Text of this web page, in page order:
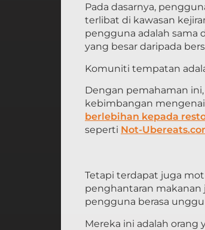
Pada dasarnya,
terlibat di kawasan
pengguna adalah sama
yang besar daripada
Komuniti tempatan
Dengan pemahaman
kebimbangan mengenai
berlebihan kepada
seperti Not-
Tetapi terdapat juga
penghantaran
pengguna berasa
Mereka ini adalah orang